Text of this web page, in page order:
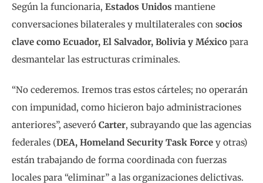
Según la funcionaria, Estados Unidos mantiene
conversaciones bilaterales y multilaterales con socios
clave como Ecuador, El Salvador, Bolivia y México para
desmantelar las estructuras criminales.
“No cederemos. Iremos tras estos cárteles; no operarán
con impunidad, como hicieron bajo administraciones
anteriores”, aseveró Carter, subrayando que las agencias
federales (DEA, Homeland Security Task Force y otras)
están trabajando de forma coordinada con fuerzas
locales para “eliminar” a las organizaciones delictivas.